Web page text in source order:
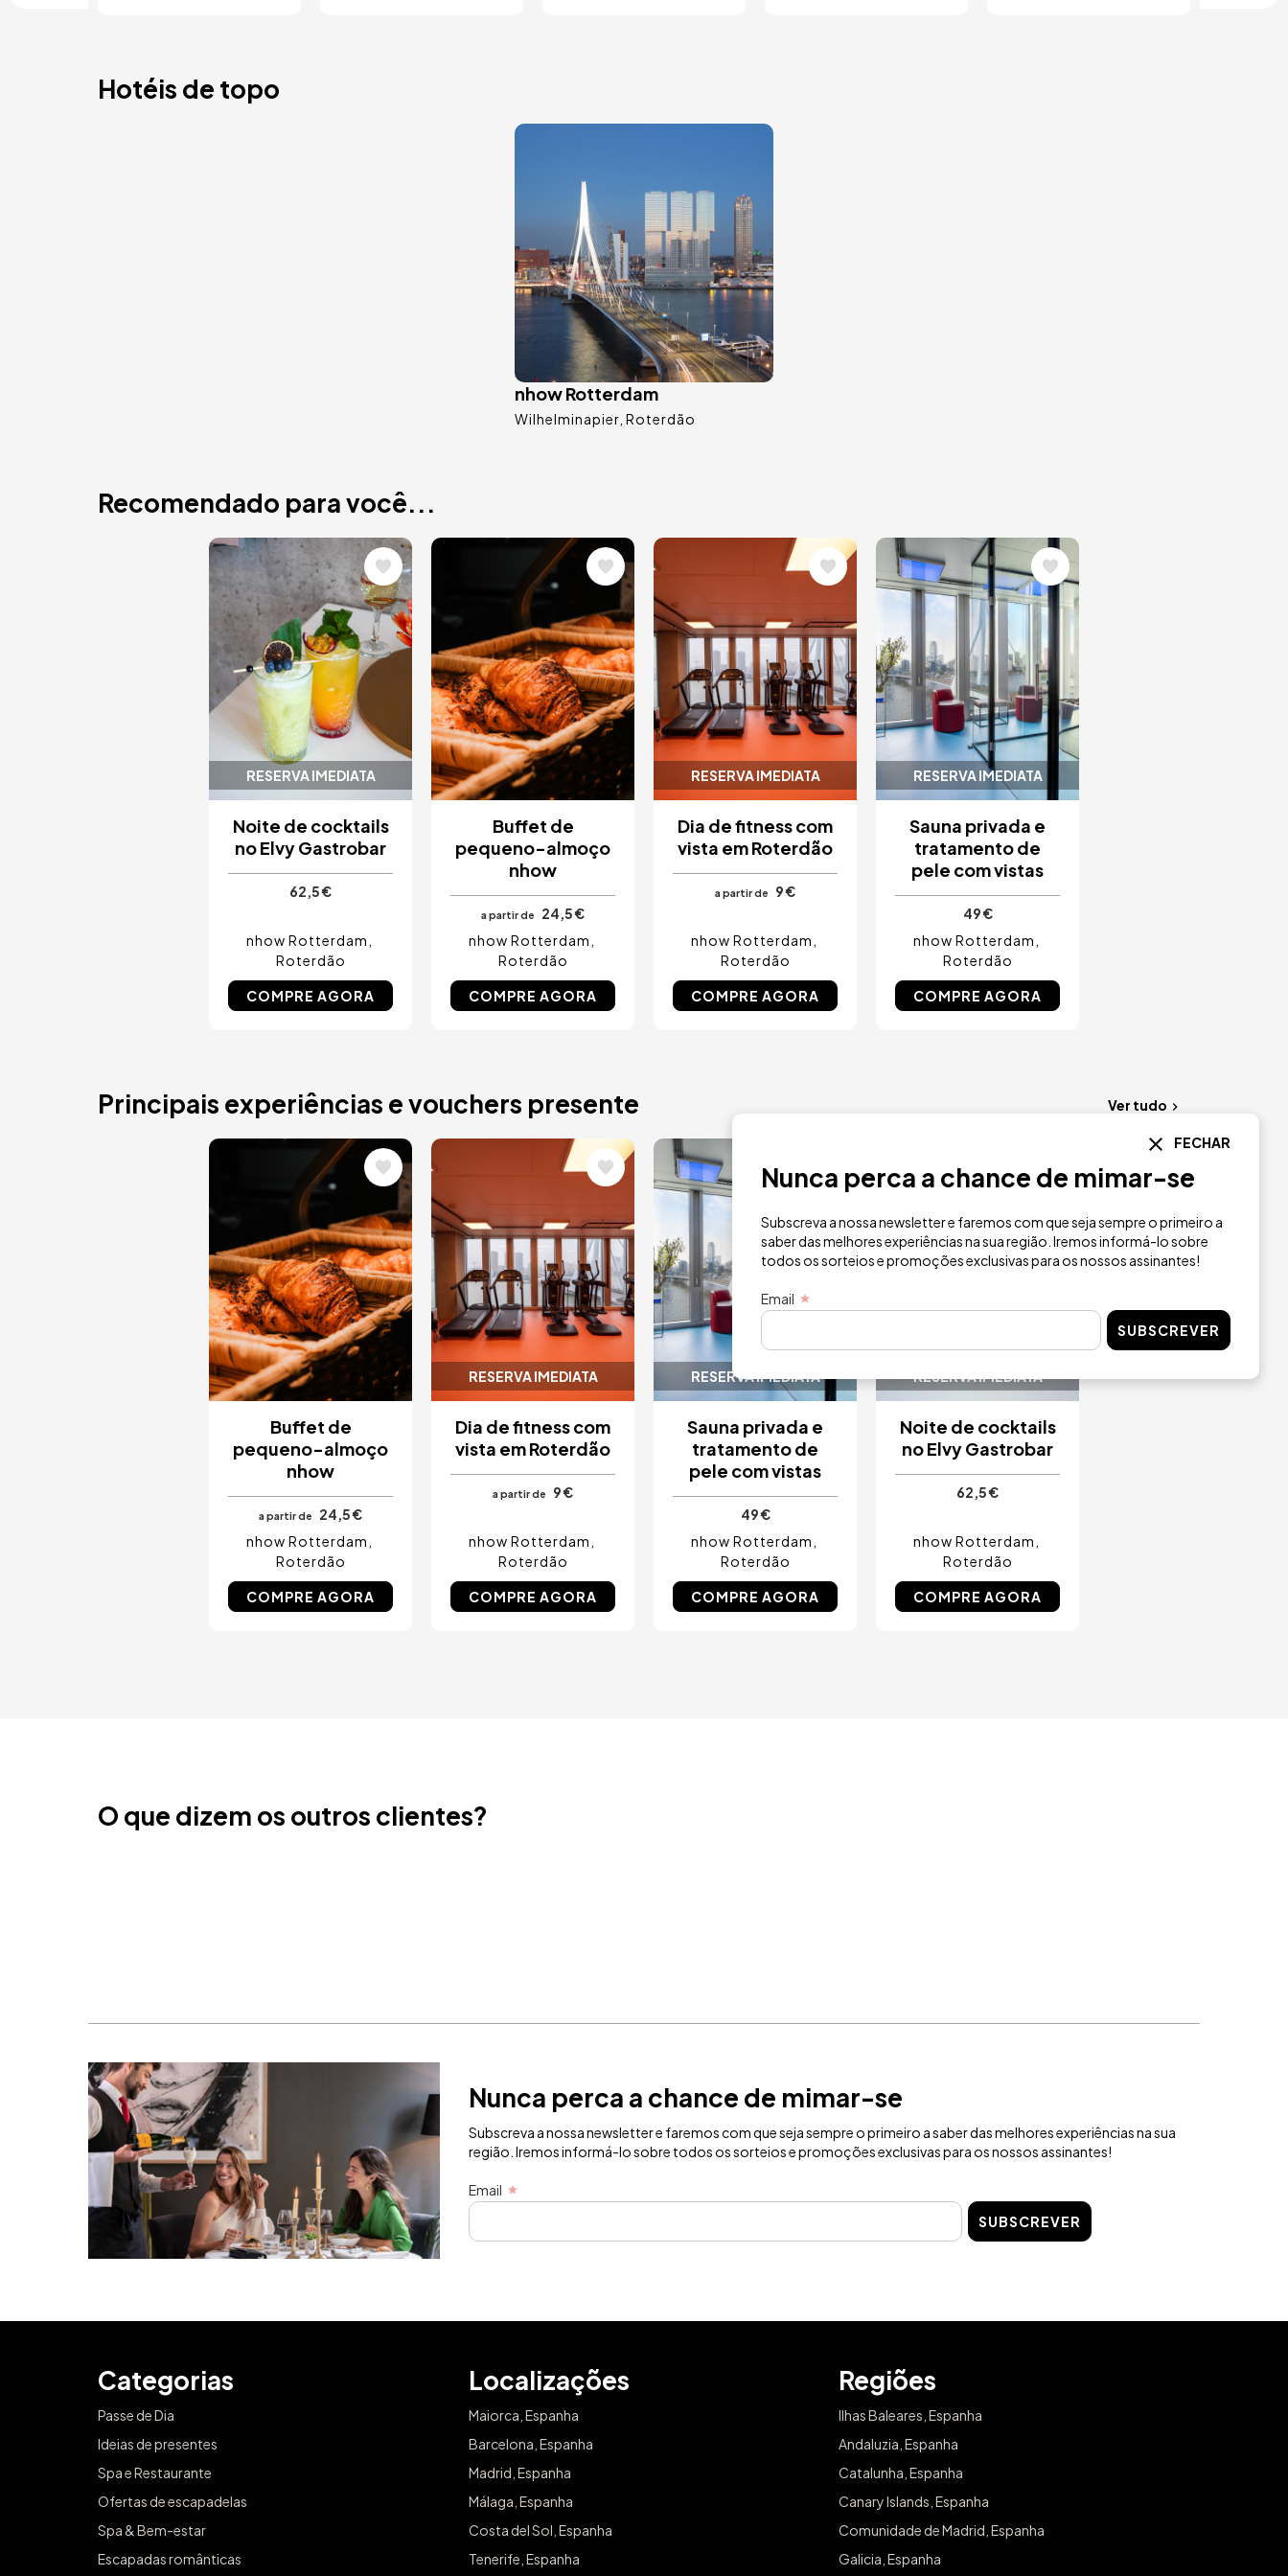
Hotéis de topo
nhow Rotterdam
Wilhelminapier Roterdão
Recomendado para você...
RESERVA IMEDIATA
Imagem
Noite de cocktails
no Elvy Gastrobar
62,5 €
nhow Rotterdam
Roterdão
COMPRE AGORA
Buffet de
pequeno-almoço
nhow
a partir de
24,5 €
nhow Rotterdam
Roterdão
COMPRE AGORA
RESERVA IMEDIATA
Imagem
Dia de fitness com
vista em Roterdão
a partir de 9 €
nhow Rotterdam
Roterdão
COMPRE AGORA
RESERVA IMEDIATA
Imagem
Sauna privada e
tratamento de
pele com vistas
49 €
nhow Rotterdam
Roterdão
COMPRE AGORA
Principais experiências e vouchers presente Ver tudo
Buffet de
pequeno-almoço
nhow
a partir de
24,5 €
nhow Rotterdam
Roterdão
COMPRE AGORA
RESERVA IMEDIATA
Imagem
Dia de fitness com
vista em Roterdão
a partir de 9 €
nhow Rotterdam
Roterdão
COMPRE AGORA
RESERVA IMEDIATA
Imagem
Sauna privada e
tratamento de
pele com vistas
49 €
nhow Rotterdam
Roterdão
COMPRE AGORA
RESERVA IMEDIATA
Imagem
Noite de cocktails
no Elvy Gastrobar
62,5 €
nhow Rotterdam
Roterdão
COMPRE AGORA
O que dizem os outros clientes?
Nunca perca a chance de mimar-se
Subscreva a nossa newsletter e faremos com que seja sempre o primeiro a saber das melhores experiências na sua
região. Iremos informá-lo sobre todos os sorteios e promoções exclusivas para os nossos assinantes!
Email
SUBSCREVER
Categorias
Passe de Dia
Ideias de presentes
Spa e Restaurante
Ofertas de escapadelas
Spa & Bem-estar
Escapadas românticas
Localizações
Maiorca, Espanha
Barcelona, Espanha
Madrid, Espanha
Málaga, Espanha
Costa del Sol, Espanha
Tenerife, Espanha
Regiões
Ilhas Baleares, Espanha
Andaluzia, Espanha
Catalunha, Espanha
Canary Islands, Espanha
Comunidade de Madrid, Espanha
Galicia, Espanha
FECHAR
Nunca perca a chance de mimar-se
Subscreva a nossa newsletter e faremos com que seja sempre o primeiro a
saber das melhores experiências na sua região. Iremos informá-lo sobre
todos os sorteios e promoções exclusivas para os nossos assinantes!
Email
SUBSCREVER